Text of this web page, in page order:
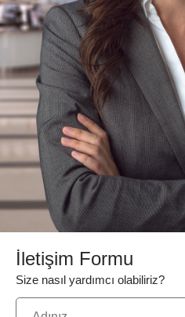
İletişim Formu
Size nasıl yardımcı olabiliriz?